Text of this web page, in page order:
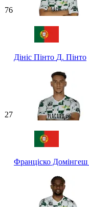
76
Дініс Пінто Д. Пінто
27
Франціско Домінгеш